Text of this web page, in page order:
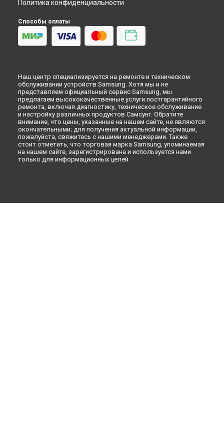
Морозильная камера
Кондиционер
Духовой шкаф
Вытяжка
Политика конфиденциальности
Способы оплаты
Наш центр специализируется на ремонте и техническом
обслуживании устройств Samsung. Хотя мы и не
представляем официальный сервис Samsung, мы
предлагаем высококачественные услуги постгарантийного
ремонта, включая диагностику, техническое обслуживание
и настройку различных продуктов Самсунг. Обратите
внимание, что цены, указанные на нашем сайте, не являются
окончательными; для получения актуальной информации,
пожалуйста, свяжитесь с нашими менеджерами. Также
стоит отметить, что торговая марка Samsung, упоминаемая
на нашем сайте, зарегистрирована и используется нами
только для информационных целей.